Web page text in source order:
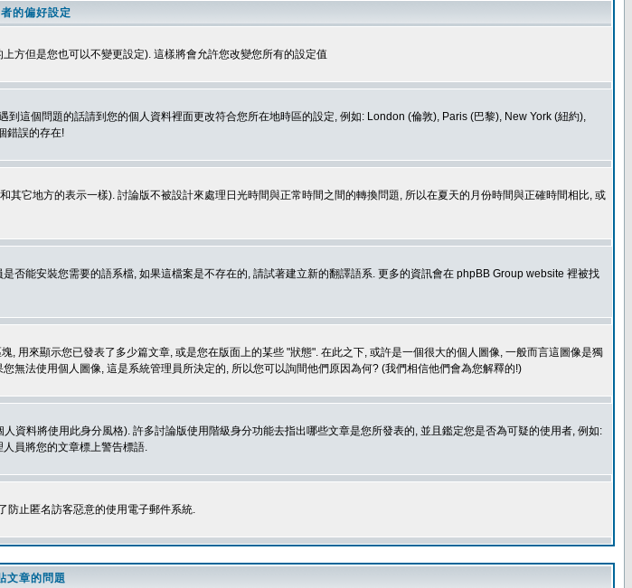
的偏好設定
方但是您也可以不變更設定). 這樣將會允許您改變您所有的設定值
這個問題的話請到您的個人資料裡面更改符合您所在地時區的設定, 例如: London (倫敦), Paris (巴黎), New York (紐約),
錯誤的存在!
它地方的表示一樣). 討論版不被設計來處理日光時間與正常時間之間的轉換問題, 所以在夏天的月份時間與正確時間相比, 或
能安裝您需要的語系檔, 如果這檔案是不存在的, 請試著建立新的翻譯語系. 更多的資訊會在 phpBB Group website 裡被找
用來顯示您已發表了多少篇文章, 或是您在版面上的某些 "狀態". 在此之下, 或許是一個很大的個人圖像, 一般而言這圖像是獨
無法使用個人圖像, 這是系統管理員所決定的, 所以您可以詢間他們原因為何? (我們相信他們會為您解釋的!)
料將使用此身分風格). 許多討論版使用階級身分功能去指出哪些文章是您所發表的, 並且鑑定您是否為可疑的使用者, 例如:
員將您的文章標上警告標語.
防止匿名訪客惡意的使用電子郵件系統.
文章的問題